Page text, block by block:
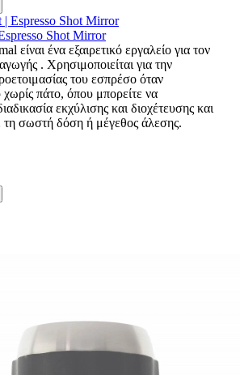
Shot Mirror
είναι ένα εξαιρετικό εργαλείο για τον
. Χρησιμοποιείται για την
του εσπρέσο όταν
χωρίς πάτο, όπου μπορείτε να
εκχύλισης και διοχέτευσης και
τη σωστή δόση ή μέγεθος άλεσης.